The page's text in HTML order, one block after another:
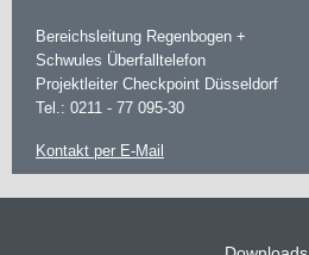
Bereichsleitung Regenbogen +
Schwules Überfalltelefon
Projektleiter Checkpoint Düsseldorf
Tel.: 0211 - 77 095-30
Kontakt per E-Mail